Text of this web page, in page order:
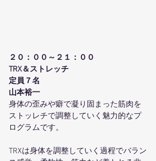
２０：００～２１：００
TRX＆ストレッチ
定員７名
山本裕一
身体の歪みや癖で凝り固まった筋肉を
ストッレチで調整していく魅力的なプ
ログラムです。
TRXは身体を調整していく過程でバラン